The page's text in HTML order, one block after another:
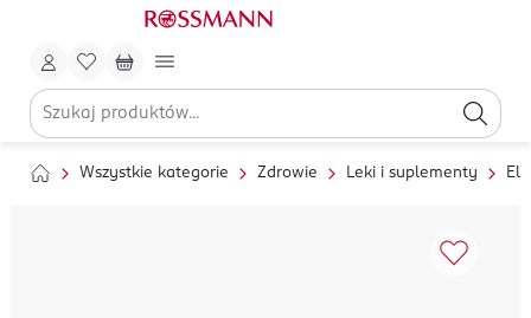
Wszystkie kategorie Zdrowie Leki i suplementy